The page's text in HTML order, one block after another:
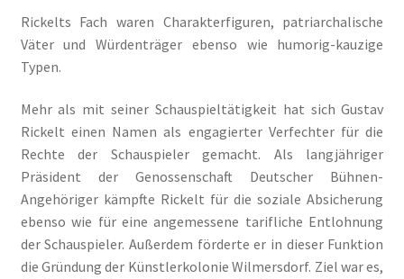
Rickelts Fach waren Charakterfiguren, patriarchalische
Väter und Würdenträger ebenso wie humorig-kauzige
Typen.
Mehr als mit seiner Schauspieltätigkeit hat sich Gustav
Rickelt einen Namen als engagierter Verfechter für die
Rechte der Schauspieler gemacht. Als langjähriger
Präsident der Genossenschaft Deutscher Bühnen-
Angehöriger kämpfte Rickelt für die soziale Absicherung
ebenso wie für eine angemessene tarifliche Entlohnung
der Schauspieler. Außerdem förderte er in dieser Funktion
die Gründung der Künstlerkolonie Wilmersdorf. Ziel war es,